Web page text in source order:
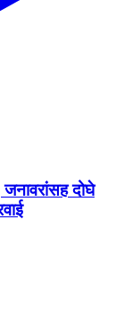
दोघे